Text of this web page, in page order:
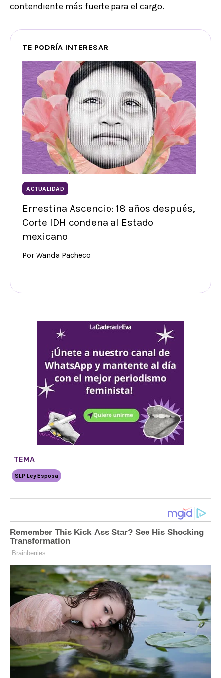
contendiente más fuerte para el cargo.
TE PODRÍA INTERESAR
ACTUALIDAD
Ernestina Ascencio: 18 años después,
Corte IDH condena al Estado
mexicano
Por Wanda Pacheco
TEMA
SLP Ley Esposa